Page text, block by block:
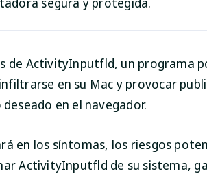
de ActivityInputfld, un programa
en su Mac y provocar
en el navegador.
en los síntomas, los riesgos
ActivityInputfld de su sistema,